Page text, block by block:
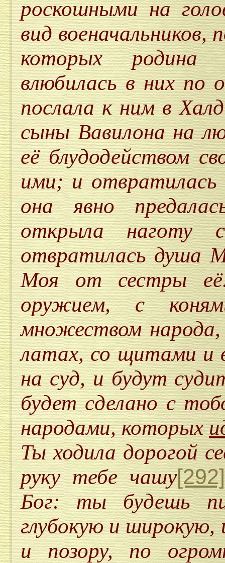
роскошными на
вид военачальников,
которых родина
влюбилась в них по
послала к ним в
сыны Вавилона на
её блудодейством
ими; и
она явно
открыла
отвратилась душа
Моя от сестры
оружием, с
множеством
латах, со щитами и
на суд, и будут
будет сделано с
народами, которых
Ты ходила дорогой
руку тебе чашу[292]
Бог: ты будешь
глубокую и широкую,
и позору, по